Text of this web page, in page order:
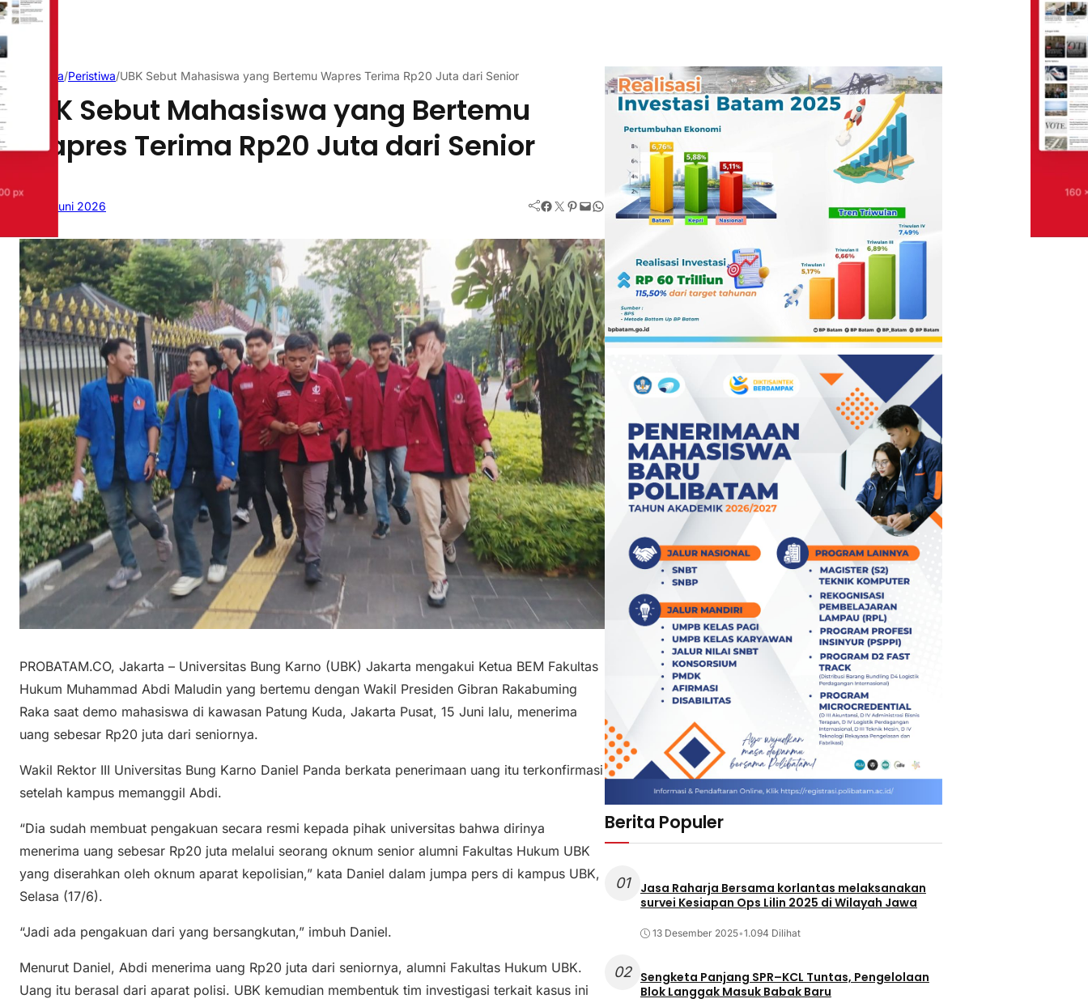
Beranda/Peristiwa/UBK Sebut Mahasiswa yang Bertemu Wapres Terima Rp20 Juta dari Senior
UBK Sebut Mahasiswa yang Bertemu
Wapres Terima Rp20 Juta dari Senior
24 Juni 2026 Facebook Twitter Pinterest Mail WhatsApp
PROBATAM.CO, Jakarta – Universitas Bung Karno (UBK) Jakarta mengakui Ketua BEM Fakultas
Hukum Muhammad Abdi Maludin yang bertemu dengan Wakil Presiden Gibran Rakabuming
Raka saat demo mahasiswa di kawasan Patung Kuda, Jakarta Pusat, 15 Juni lalu, menerima
uang sebesar Rp20 juta dari seniornya.
Wakil Rektor III Universitas Bung Karno Daniel Panda berkata penerimaan uang itu terkonfirmasi
setelah kampus memanggil Abdi.
“Dia sudah membuat pengakuan secara resmi kepada pihak universitas bahwa dirinya
menerima uang sebesar Rp20 juta melalui seorang oknum senior alumni Fakultas Hukum UBK
yang diserahkan oleh oknum aparat kepolisian,” kata Daniel dalam jumpa pers di kampus UBK,
Selasa (17/6).
“Jadi ada pengakuan dari yang bersangkutan,” imbuh Daniel.
Menurut Daniel, Abdi menerima uang Rp20 juta dari seniornya, alumni Fakultas Hukum UBK.
Uang itu berasal dari aparat polisi. UBK kemudian membentuk tim investigasi terkait kasus ini
Berita Populer
01
Jasa Raharja Bersama korlantas melaksanakan
survei Kesiapan Ops Lilin 2025 di Wilayah Jawa
13 Desember 2025•1.094 Dilihat
02
Sengketa Panjang SPR–KCL Tuntas, Pengelolaan
Blok Langgak Masuk Babak Baru